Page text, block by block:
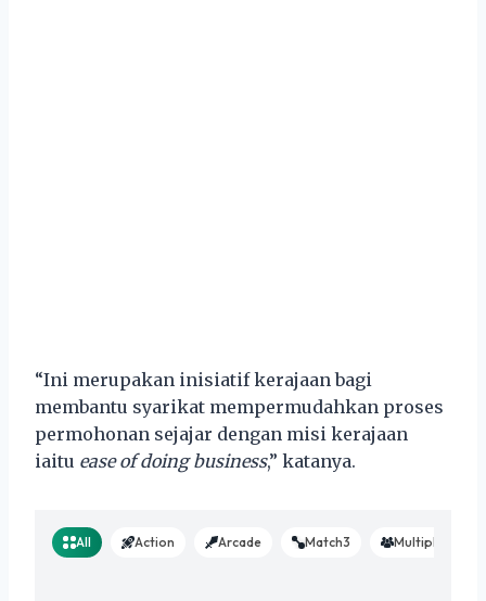
“Ini merupakan inisiatif kerajaan bagi
membantu syarikat mempermudahkan proses
permohonan sejajar dengan misi kerajaan
iaitu ease of doing business,” katanya.